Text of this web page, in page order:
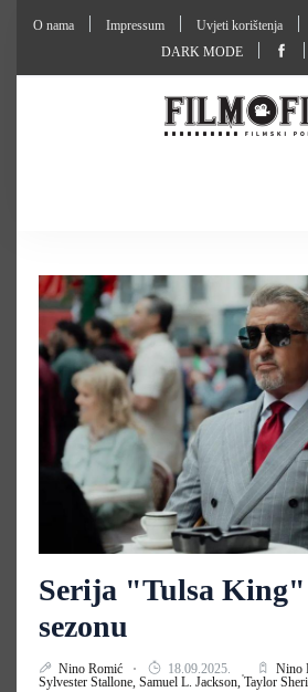
O nama Impressum Uvjeti korištenja
DARK MODE
Serija "Tulsa
sezonu
Nino Romić 18.09.2025. Nino
Sylvester Stallone, Samuel L. Jackson, Taylor